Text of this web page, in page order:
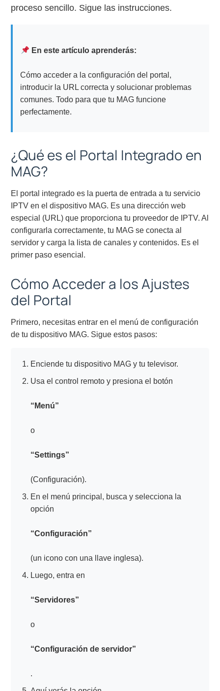
proceso sencillo. Sigue las instrucciones.
En este artículo aprenderás:
Cómo acceder a la configuración del portal,
introducir la URL correcta y solucionar problemas
comunes. Todo para que tu MAG funcione
perfectamente.
¿Qué es el Portal Integrado en
MAG?
El portal integrado es la puerta de entrada a tu servicio
IPTV en el dispositivo MAG. Es una dirección web
especial (URL) que proporciona tu proveedor de IPTV. Al
configurarla correctamente, tu MAG se conecta al
servidor y carga la lista de canales y contenidos. Es el
primer paso esencial.
Cómo Acceder a los Ajustes
del Portal
Primero, necesitas entrar en el menú de configuración
de tu dispositivo MAG. Sigue estos pasos:
Enciende tu dispositivo MAG y tu televisor.
Usa el control remoto y presiona el botón
“Menú”
o
“Settings”
(Configuración).
En el menú principal, busca y selecciona la
opción
“Configuración”
(un icono con una llave inglesa).
Luego, entra en
“Servidores”
o
“Configuración de servidor”
.